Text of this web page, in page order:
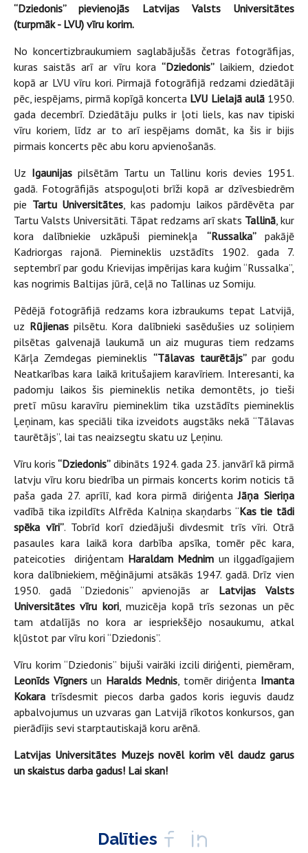
“Dziedonis” pievienojās Latvijas Valsts Universitātes
(turpmāk - LVU) vīru korim.
No koncertizbraukumiem saglabājušās četras fotogrāfijas,
kuras saistās arī ar vīru kora “Dziedonis” laikiem, dziedot
kopā ar LVU vīru kori. Pirmajā fotogrāfijā redzami dziedātāji
pēc, iespējams, pirmā kopīgā koncerta LVU Lielajā aulā 1950.
gada decembrī. Dziedātāju pulks ir ļoti liels, kas nav tipiski
vīru koriem, līdz ar to arī iespējams domāt, ka šis ir bijis
pirmais koncerts pēc abu koru apvienošanās.
Uz Igaunijas pilsētām Tartu un Tallinu koris devies 1951.
gadā. Fotogrāfijās atspoguļoti brīži kopā ar dzīvesbiedrēm
pie Tartu Universitātes , kas padomju laikos pārdēvēta par
Tartu Valsts Universitāti. Tāpat redzams arī skats Tallinā , kur
kora dalībniekie uzkāpuši pieminekļa “Russalka”pakājē
Kadriorgas rajonā. Piemineklis uzstādīts 1902. gada 7.
septembrī par godu Krievijas impērijas kara kuģim “Russalka”,
kas nogrimis Baltijas jūrā, ceļā no Tallinas uz Somiju.
Pēdējā fotogrāfijā redzams kora izbraukums tepat Latvijā,
uz Rūjienas pilsētu. Kora dalībnieki sasēdušies uz soliņiem
pilsētas galvenajā laukumā un aiz muguras tiem redzams
Kārļa Zemdegas piemineklis “Tālavas taurētājs” par godu
Neatkarības kara laikā kritušajiem karavīriem. Interesanti, ka
padomju laikos šis piemineklis netika demontēts, jo tieši
pretī mūsu karavīru piemineklim tika uzstādīts piemineklis
Ļeņinam, kas speciāli tika izveidots augstāks nekā “Tālavas
taurētājs”, lai tas neaizsegtu skatu uz Ļeņinu.
Vīru koris “Dziedonis” dibināts 1924. gada 23. janvārī kā pirmā
latvju vīru koru biedrība un pirmais koncerts korim noticis tā
paša gada 27. aprīlī, kad kora pirmā diriģentaJāņa Sieriņa
vadībā tika izpildīts Alfrēda Kalniņa skaņdarbs “Kas tie tādi
spēka vīri”. Tobrīd korī dziedājuši divdesmit trīs vīri. Otrā
pasaules kara laikā kora darbība apsīka, tomēr pēc kara,
pateicoties diriģentam Haraldam Mednim un ilggadīgajiem
kora dalībniekiem, mēģinājumi atsākās 1947. gadā. Drīz vien
1950. gadā “Dziedonis” apvienojās ar Latvijas Valsts
Universitātes vīru kori, muzicēja kopā trīs sezonas un pēc
tam atdalījās no kora ar iespriekšējo nosaukumu, atkal
kļūstot par vīru kori “Dziedonis”.
Vīru korim “Dziedonis” bijuši vairāki izcili diriģenti, piemēram,
Leonīds Vīgnersun Haralds Mednis , tomēr diriģenta Imanta
Kokara trīsdesmit piecos darba gados koris ieguvis daudz
apbalvojumus un uzvaras gan Latvijā rīkotos konkursos, gan
pierādījis sevi starptautiskajā koru arēnā.
Latvijas Universitātes Muzejs novēl korim vēl daudz garus
un skaistus darba gadus! Lai skan!
Dalīties